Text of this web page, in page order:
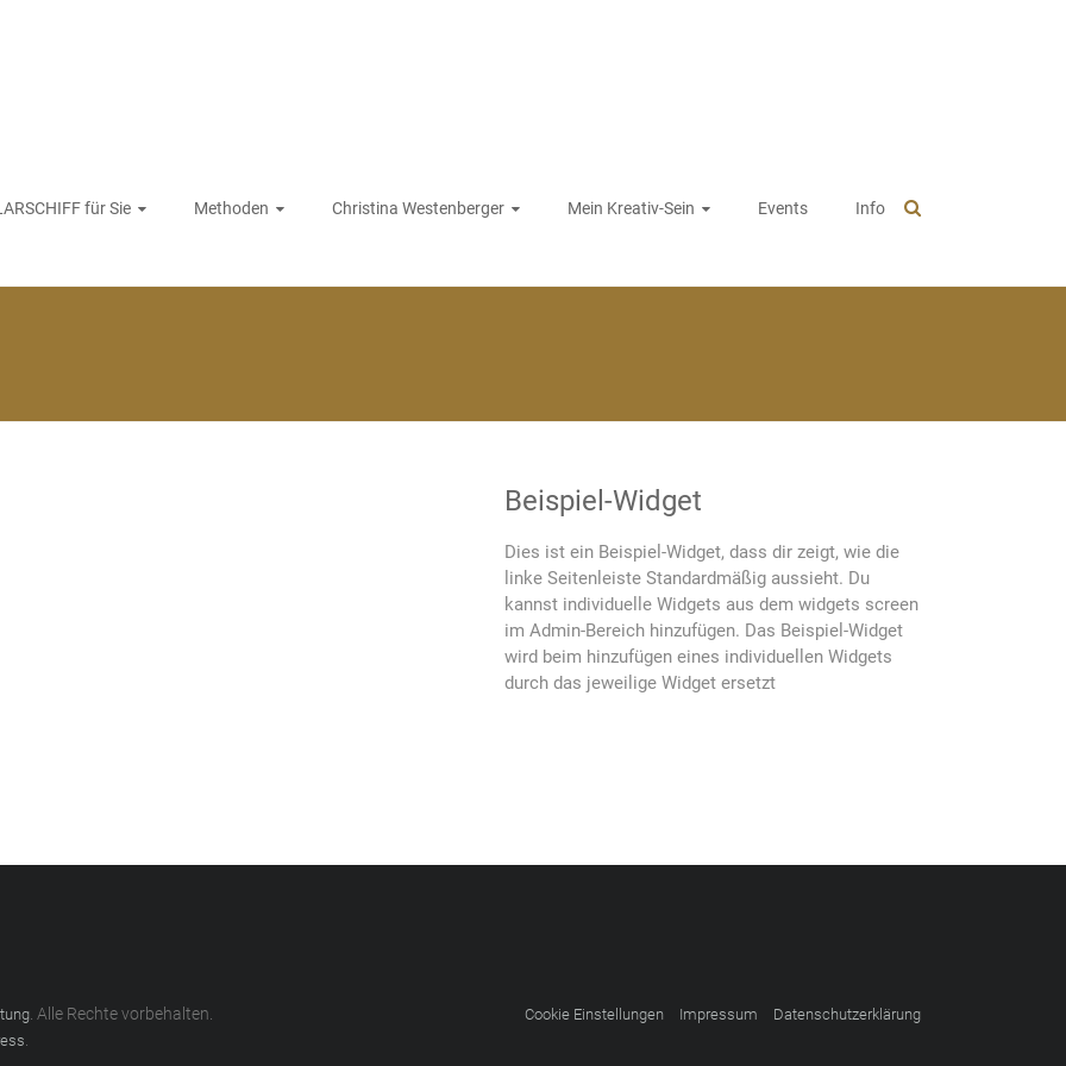
für Sie Methoden Christina Westenberger Mein Kreativ-Sein Events Info
Beispiel-Widget
Dies ist ein Beispiel-Widget, dass dir zeigt, wie die
linke Seitenleiste Standardmäßig aussieht. Du
kannst individuelle Widgets aus dem widgets screen
im Admin-Bereich hinzufügen. Das Beispiel-Widget
wird beim hinzufügen eines individuellen Widgets
durch das jeweilige Widget ersetzt
. Alle Rechte vorbehalten.
Cookie Einstellungen Impressum Datenschutzerklärung